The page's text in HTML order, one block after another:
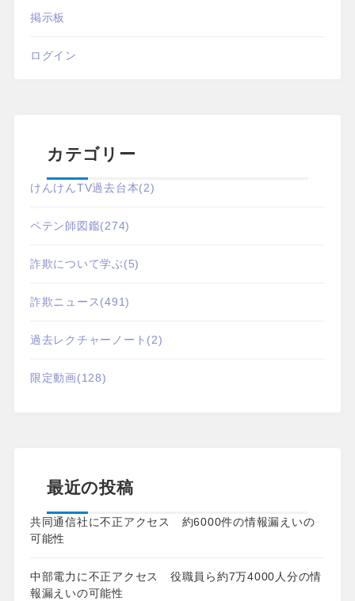
掲示板
ログイン
カテゴリー
けんけんTV過去台本(2)
ペテン師図鑑(274)
詐欺について学ぶ(5)
詐欺ニュース(491)
過去レクチャーノート (2)
限定動画(128)
最近の投稿
共同通信社に不正アクセス 約6000件の情報漏えいの
可能性
中部電力に不正アクセス 役職員ら約7万4000人分の情
報漏えいの可能性